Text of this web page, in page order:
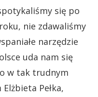
się po
nie zdawaliśmy
narzędzie
uda nam się
w tak trudnym
Pełka,